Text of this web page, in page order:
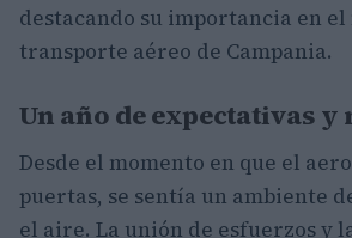
destacando su importancia en el
transporte aéreo de Campania.
Un año de expectativas y
Desde el momento en que el
puertas, se sentía un ambiente
el aire. La unión de esfuerzos y